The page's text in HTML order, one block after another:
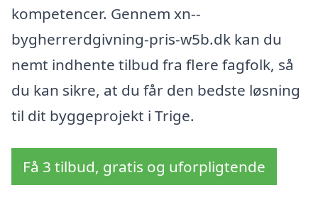
kompetencer. Gennem xn--
bygherrerdgivning-pris-w5b.dk kan du
nemt indhente tilbud fra flere fagfolk, så
du kan sikre, at du får den bedste løsning
til dit byggeprojekt i Trige.
Få 3 tilbud, gratis og uforpligtende